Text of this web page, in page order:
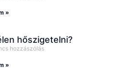
»
hőszigetelni?
hozzászólás
»